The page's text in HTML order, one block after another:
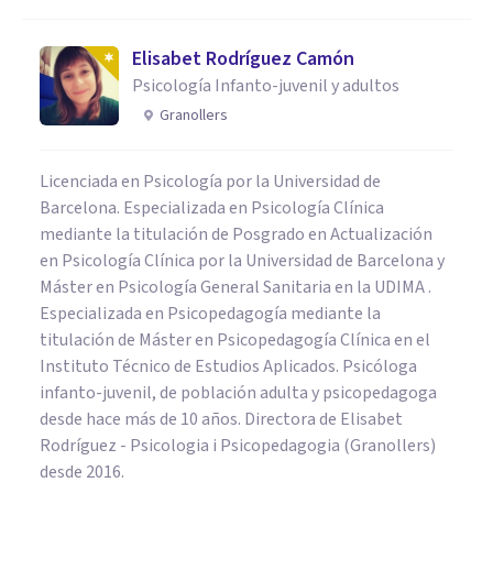
Elisabet Rodríguez Camón
Psicología Infanto-juvenil y adultos
Granollers
Licenciada en Psicología por la Universidad de
Barcelona. Especializada en Psicología Clínica
mediante la titulación de Posgrado en Actualización
en Psicología Clínica por la Universidad de Barcelona y
Máster en Psicología General Sanitaria en la UDIMA .
Especializada en Psicopedagogía mediante la
titulación de Máster en Psicopedagogía Clínica en el
Instituto Técnico de Estudios Aplicados. Psicóloga
infanto-juvenil, de población adulta y psicopedagoga
desde hace más de 10 años. Directora de Elisabet
Rodríguez - Psicologia i Psicopedagogia (Granollers)
desde 2016.